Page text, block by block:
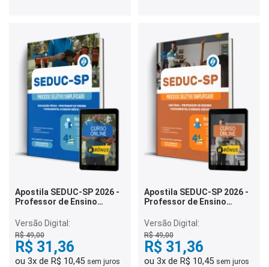
Apostila SEDUC-SP 2026 -
Professor de Ensino
Médio - Educação Física
Versão Digital:
R$ 49,00
R$ 31,36
ou 3x de R$ 10,45 sem juros
Apostila SEDUC-SP 2026 -
Professor de Ensino
Médio - História
Versão Digital:
R$ 49,00
R$ 31,36
ou 3x de R$ 10,45 sem juros